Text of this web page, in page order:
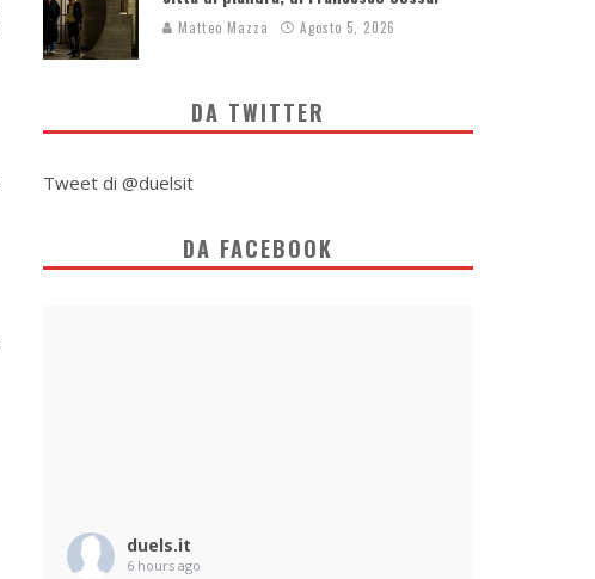
Matteo Mazza Agosto 5, 2026
DA TWITTER
Tweet di @duelsit
DA FACEBOOK
duels.it
6 hours ago